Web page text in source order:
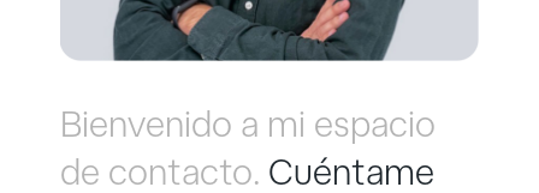
Bienvenido a mi espacio
de contacto. Cuéntame